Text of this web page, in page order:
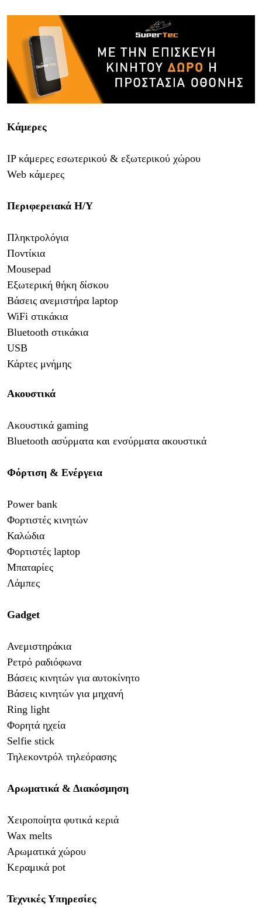
Κάμερες
IP κάμερες εσωτερικού & εξωτερικού χώρου
Web κάμερες
Περιφερειακά Η/Υ
Πληκτρολόγια
Ποντίκια
Mousepad
Εξωτερική θήκη δίσκου
Βάσεις ανεμιστήρα laptop
WiFi στικάκια
Bluetooth στικάκια
USB
Κάρτες μνήμης
Ακουστικά
Ακουστικά gaming
Bluetooth ασύρματα και ενσύρματα ακουστικά
Φόρτιση & Ενέργεια
Power bank
Φορτιστές κινητών
Καλώδια
Φορτιστές laptop
Μπαταρίες
Λάμπες
Gadget
Ανεμιστηράκια
Ρετρό ραδιόφωνα
Βάσεις κινητών για αυτοκίνητο
Βάσεις κινητών για μηχανή
Ring light
Φορητά ηχεία
Selfie stick
Τηλεκοντρόλ τηλεόρασης
Αρωματικά & Διακόσμηση
Χειροποίητα φυτικά κεριά
Wax melts
Αρωματικά χώρου
Κεραμικά pot
Τεχνικές Υπηρεσίες